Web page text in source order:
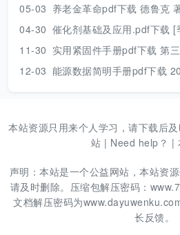
05-03 养老金革命pdf下载 德鲁克
04-30 催化剂基础及应用.pdf下载 [季生福
11-30 实用紧固件手册pdf下载 第
12-03 能源数据简明手册pdf下载
本站资源只用来个人学习，请下载后及
站 | Need help？ |
声明：本站是一个公益网站，本站资
请及时删除。压缩包解压密码：
文档解压密码为
长反馈。